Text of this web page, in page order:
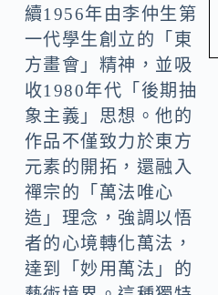
續1956年由李仲生第
一代學生創立的「東
方畫會」精神，並吸
收1980年代「後期抽
象主義」思想。他的
作品不僅致力於東方
元素的開拓，還融入
禪宗的「萬法唯心
造」理念，強調以悟
者的心境轉化萬法，
達到「妙用萬法」的